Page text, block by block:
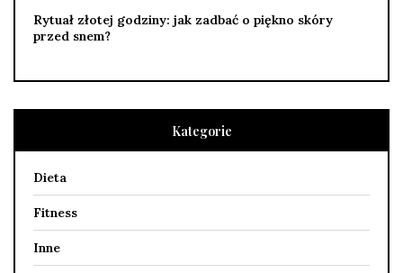
Rytuał złotej godziny: jak zadbać o piękno skóry
przed snem?
Kategorie
Dieta
Fitness
Inne